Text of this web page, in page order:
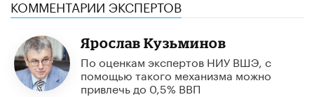
КОММЕНТАРИИ ЭКСПЕРТОВ
Ярослав Кузьминов
По оценкам экспертов НИУ ВШЭ, с
помощью такого механизма можно
привлечь до 0,5% ВВП